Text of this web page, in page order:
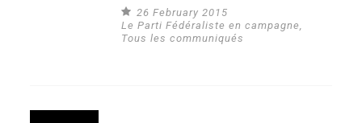
26 February 2015
Le Parti Fédéraliste en campagne,
Tous les communiqués